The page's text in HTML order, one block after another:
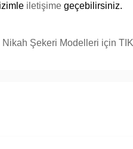
iletişime geçebilirsiniz.
Nikah Şekeri Modelleri için